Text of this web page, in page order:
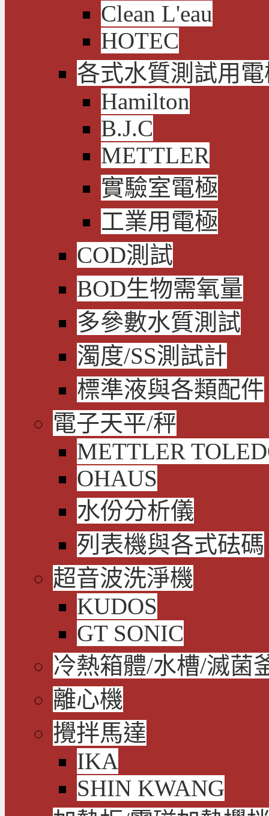
Clean L'eau
HOTEC
各式水質測試用
Hamilton
B.J.C
METTLER
實驗室電極
工業用電極
COD測試
BOD生物需氧量
多參數水質測試
濁度/SS測試計
標準液與各類配件
電子天平/秤
METTLER
OHAUS
水份分析儀
列表機與各式砝碼
超音波洗淨機
KUDOS
GT SONIC
冷熱箱體/水槽/滅菌
離心機
攪拌馬達
IKA
SHIN KWANG